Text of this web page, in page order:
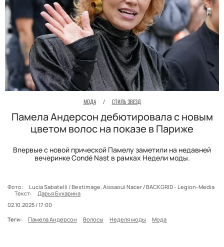
МОДА / СТИЛЬ ЗВЕЗД
Памела Андерсон дебютировала с новым
цветом волос на показе в Париже
Впервые с новой прической Памелу заметили на недавней
вечеринке Condé Nast в рамках Недели моды.
Фото:
Lucia Sabatelli / Bestimage, Aissaoui Nacer / BACKGRID - Legion-Media
Текст:
Дарья Бухарина
02.10.2025 / 17:00
Теги:
Памела Андерсон Волосы Неделя моды Мода